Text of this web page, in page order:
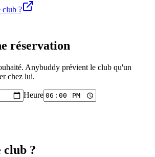
club ?
réservation
Anybuddy prévient le club qu'un
chez lui.
Heure
club ?